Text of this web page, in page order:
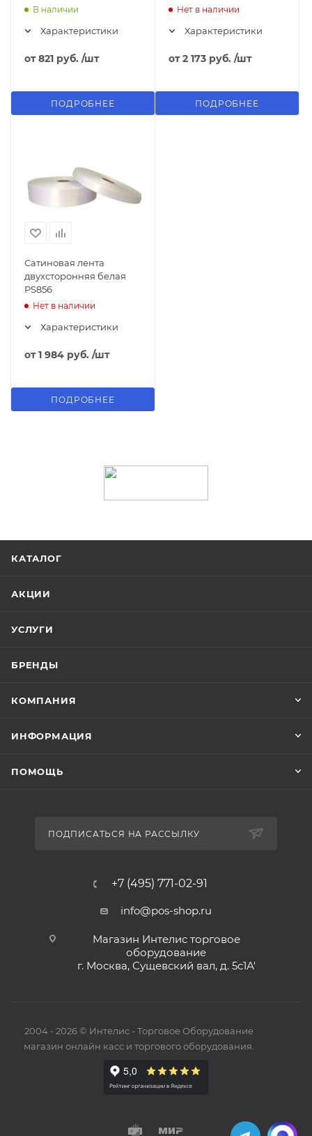
В наличии
Характеристики
от821 руб. /шт
ПОДРОБНЕЕ
Нет в наличии
Характеристики
от2 173 руб. /шт
ПОДРОБНЕЕ
Сатиновая лента
двухсторонняя белая
PS856
Нет в наличии
Характеристики
от1 984 руб. /шт
ПОДРОБНЕЕ
КАТАЛОГ
АКЦИИ
УСЛУГИ
БРЕНДЫ
КОМПАНИЯ
ИНФОРМАЦИЯ
ПОМОЩЬ
ПОДПИСАТЬСЯ НА РАССЫЛКУ
+7 (495) 771-02-91
info@pos-shop.ru
Магазин Интелис торговое
оборудование
г. Москва, Сущевский вал, д. 5с1А'
2004 - 2026 © Интелис - Торговое Оборудование
магазин онлайн касс и торгового оборудования.